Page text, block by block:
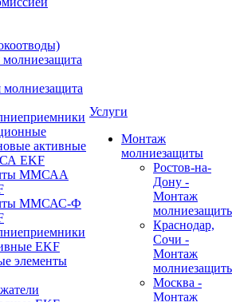
молниезащита
активные
EKF
ММСАА
ММСАС-Ф
EKF
элементы
Услуги
Монтаж
молниезащиты
Ростов-на-
Дону -
Монтаж
Краснодар,
Сочи -
Монтаж
Москва -
Монтаж